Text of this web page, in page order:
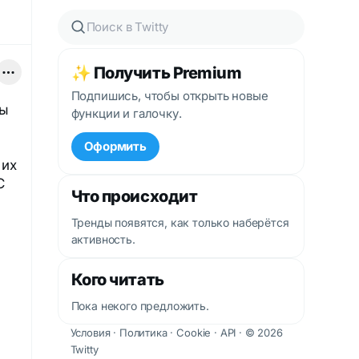
✨ Получить Premium
Подпишись, чтобы открыть новые
функции и галочку.
Оформить
Что происходит
Тренды появятся, как только наберётся
активность.
Кого читать
Пока некого предложить.
Условия· Политика·Cookie · API · © 2026
Twitty